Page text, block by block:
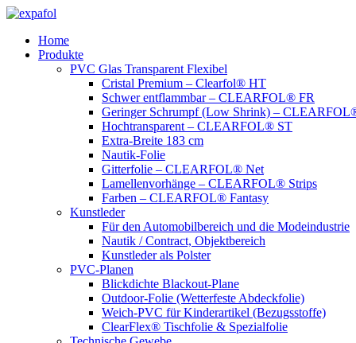
Zum
springenHome
Produkte
PVC Glas Transparent Flexibel
Cristal Premium – Clearfol® HT
Schwer entflammbar – CLEARFOL® FR
Geringer Schrumpf (Low Shrink) –
Hochtransparent – CLEARFOL® ST
Extra-Breite 183 cm
Nautik-Folie
Gitterfolie – CLEARFOL® Net
Lamellenvorhänge – CLEARFOL® Strips
Farben – CLEARFOL® Fantasy
Kunstleder
Für den Automobilbereich und die Modeindustrie
Nautik / Contract, Objektbereich
Kunstleder als Polster
PVC-Planen
Blickdichte Blackout-Plane
Outdoor-Folie (Wetterfeste Abdeckfolie)
Weich-PVC für Kinderartikel (Bezugsstoffe)
ClearFlex® Tischfolie & Spezialfolie